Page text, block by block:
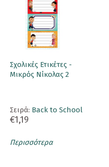
Σχολικές Ετικέτες -
Μικρός Νίκολας 2
Σειρά: Back to School
€1,19
Περισσότερα